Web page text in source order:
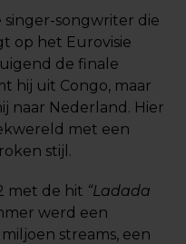
singer-songwriter die
op het Eurovisie
de finale
hij uit Congo, maar
naar Nederland. Hier
met een
stijl.
met de hit “Ladada
werd een
streams, een